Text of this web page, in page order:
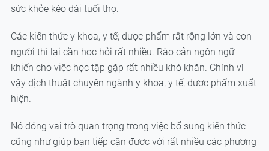
sức khỏe kéo dài tuổi thọ.
Các kiến thức y khoa, y tế; dược phẩm rất rộng lớn và con
người thì lại cần học hỏi rất nhiều. Rào cản ngôn ngữ
khiến cho việc học tập gặp rất nhiều khó khăn. Chính vì
vậy dịch thuật chuyên ngành y khoa, y tế, dược phẩm xuất
hiện.
Nó đóng vai trò quan trọng trong việc bổ sung kiến thức
cũng như giúp bạn tiếp cận được với rất nhiều các phương